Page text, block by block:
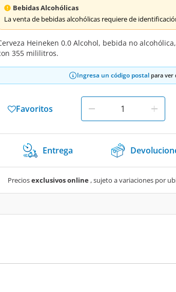
Bebidas Alcohólicas
La venta de bebidas alcohólicas requiere de
Heineken 0.0 Alcohol, bebida no
355 mililitros.
Ingresa un código postal para ver
Favoritos
Entrega
Preciosexclusivos online, sujeto a variaciones por